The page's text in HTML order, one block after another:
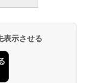
表示させる